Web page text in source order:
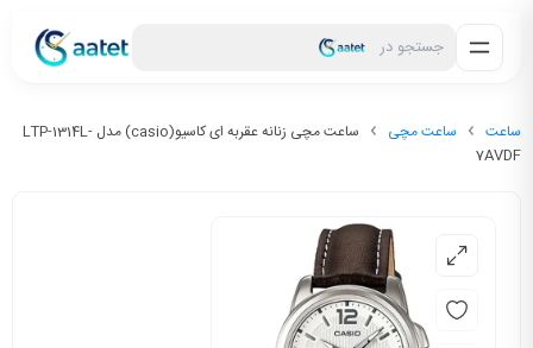
جستجو در
ساعت ساعت مچی
ساعت مچی زنانه عقربه ای کاسیو(casio) مدل LTP-1314L-
7AVDF